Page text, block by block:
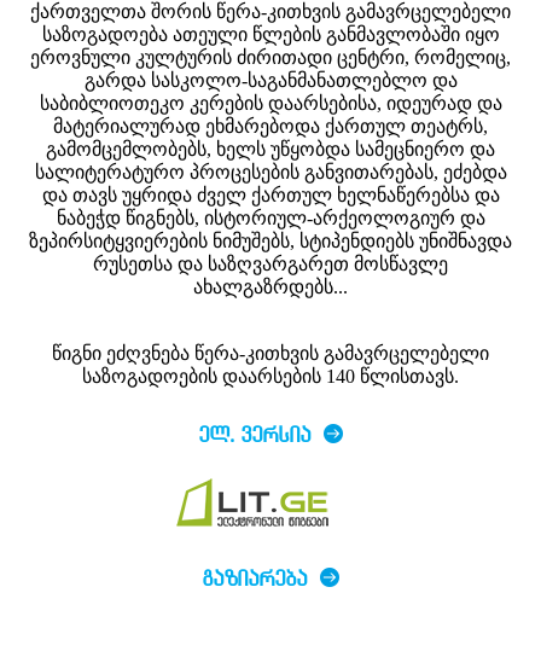
ქართველთა შორის წერა-კითხვის გამავრცელებელი
საზოგადოება ათეული წლების განმავლობაში იყო
ეროვნული კულტურის ძირითადი ცენტრი, რომელიც,
გარდა სასკოლო-საგანმანათლებლო და
საბიბლიოთეკო კერების დაარსებისა, იდეურად და
მატერიალურად ეხმარებოდა ქართულ თეატრს,
გამომცემლობებს, ხელს უწყობდა სამეცნიერო და
სალიტერატურო პროცესების განვითარებას, ეძებდა
და თავს უყრიდა ძველ ქართულ ხელნაწერებსა და
ნაბეჭდ წიგნებს, ისტორიულ-არქეოლოგიურ და
ზეპირსიტყვიერების ნიმუშებს, სტიპენდიებს უნიშნავდა
რუსეთსა და საზღვარგარეთ მოსწავლე
ახალგაზრდებს...
წიგნი ეძღვნება წერა-კითხვის გამავრცელებელი
საზოგადოების დაარსების 140 წლისთავს.
ᲔᲚ. ᲕᲔᲠᲡᲘᲐ
ᲒᲐᲖᲘᲐᲠᲔᲑᲐ